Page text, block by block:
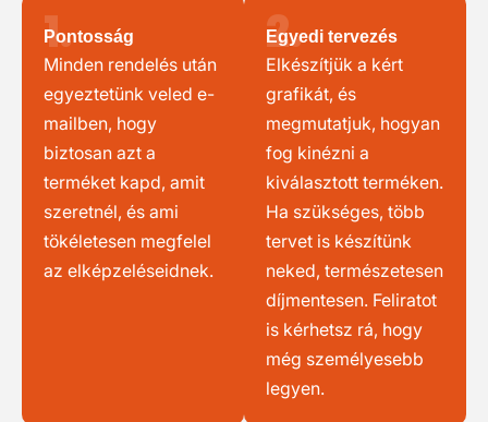
1.
Pontosság
Minden rendelés után
egyeztetünk veled e-
mailben, hogy
biztosan azt a
terméket kapd, amit
szeretnél, és ami
tökéletesen megfelel
az elképzeléseidnek.
2.
Egyedi tervezés
Elkészítjük a kért
grafikát, és
megmutatjuk, hogyan
fog kinézni a
kiválasztott terméken.
Ha szükséges, több
tervet is készítünk
neked, természetesen
díjmentesen. Feliratot
is kérhetsz rá, hogy
még személyesebb
legyen.